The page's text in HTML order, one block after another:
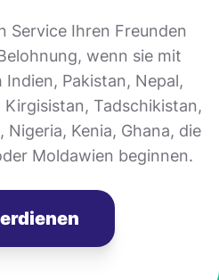
Service Ihren Freunden
wenn sie mit
Pakistan, Nepal,
Kirgisistan, Tadschikistan,
Nigeria, Kenia, Ghana, die
Moldawien beginnen.